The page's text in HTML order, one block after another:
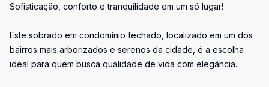
Sofisticação, conforto e tranquilidade em um só lugar!
Este sobrado em condomínio fechado, localizado em um dos
bairros mais arborizados e serenos da cidade, é a escolha
ideal para quem busca qualidade de vida com elegância.